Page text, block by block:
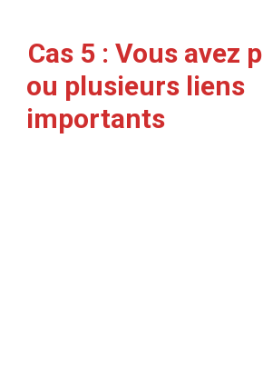
Cas 5 : Vous avez
ou plusieurs liens
importants